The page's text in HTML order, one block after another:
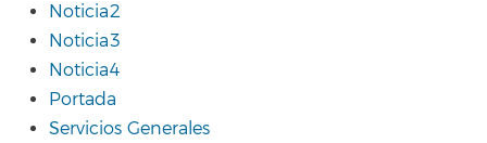
Noticia2
Noticia3
Noticia4
Portada
Servicios Generales